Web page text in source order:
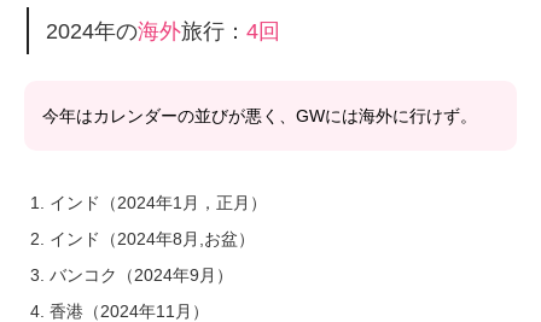
2024年の海外旅行：4回
今年はカレンダーの並びが悪く、GWには海外に行けず。
インド（2024年1月，正月）
インド（2024年8月,お盆）
バンコク（2024年9月）
香港（2024年11月）